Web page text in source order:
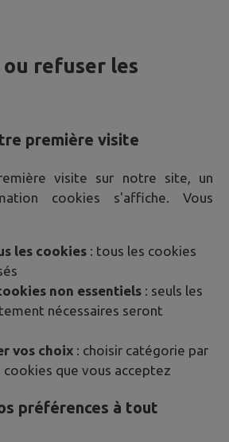
refuser les
première visite
visite sur notre site, un
cookies s'affiche. Vous
les cookies : tous les cookies
non essentiels : seuls les
nécessaires seront
vos choix : choisir catégorie par
que vous acceptez
préférences à tout